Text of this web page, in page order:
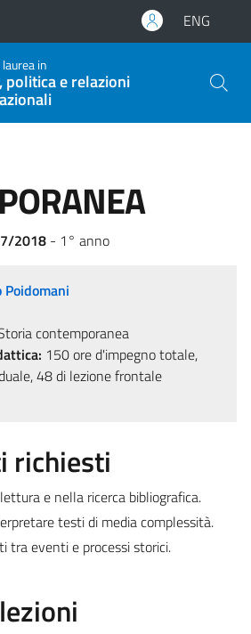
ENG
in
politica e relazioni
2018 - 1° anno
Poidomani
contemporanea
150 ore d'impegno totale,
48 di lezione frontale
richiesti
e nella ricerca bibliografica.
testi di media complessità.
tra eventi e processi storici.